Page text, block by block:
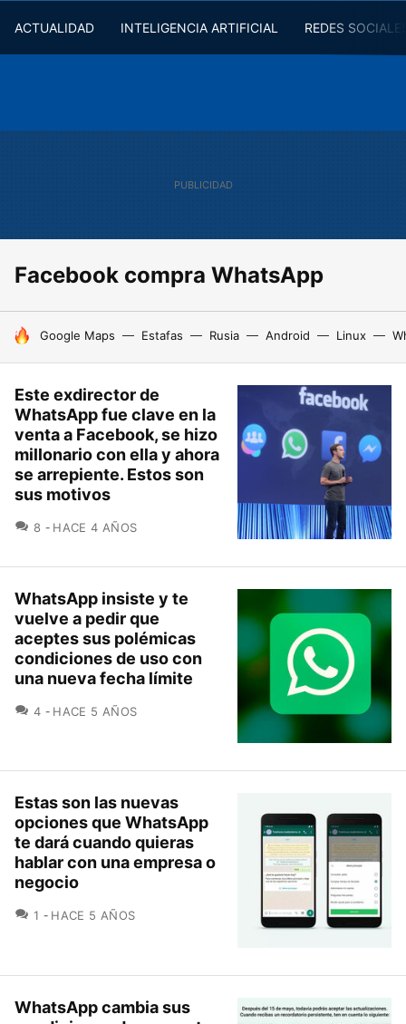
ACTUALIDAD INTELIGENCIA ARTIFICIAL REDES
Facebook compra WhatsApp
HOY SE HABLA DE
Google Maps Estafas Rusia Android Linux
Este exdirector de
WhatsApp fue clave en la
venta a Facebook, se hizo
millonario con ella y ahora
se arrepiente. Estos son
sus motivos
8 COMENTARIOS
HACE 4 AÑOS
WhatsApp insiste y te
vuelve a pedir que
aceptes sus polémicas
condiciones de uso con
una nueva fecha límite
4 COMENTARIOS
HACE 5 AÑOS
Estas son las nuevas
opciones que WhatsApp
te dará cuando quieras
hablar con una empresa o
negocio
1 COMENTARIOS
HACE 5 AÑOS
WhatsApp cambia sus